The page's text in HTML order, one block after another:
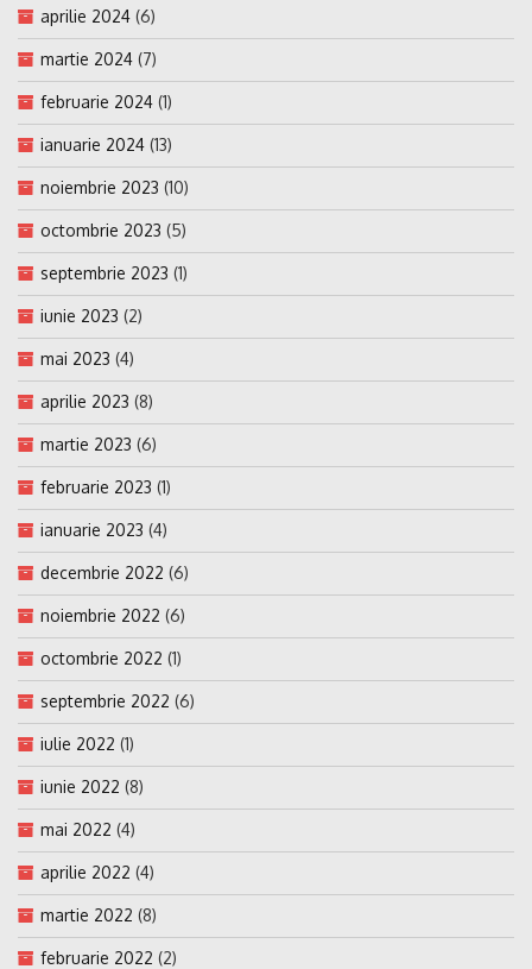
aprilie 2024 (6)
martie 2024 (7)
februarie 2024 (1)
ianuarie 2024 (13)
noiembrie 2023 (10)
octombrie 2023 (5)
septembrie 2023 (1)
iunie 2023 (2)
mai 2023 (4)
aprilie 2023 (8)
martie 2023 (6)
februarie 2023 (1)
ianuarie 2023 (4)
decembrie 2022 (6)
noiembrie 2022 (6)
octombrie 2022 (1)
septembrie 2022 (6)
iulie 2022 (1)
iunie 2022 (8)
mai 2022 (4)
aprilie 2022 (4)
martie 2022 (8)
februarie 2022 (2)